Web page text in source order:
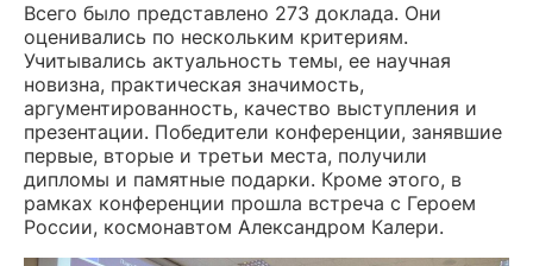
Всего было представлено 273 доклада. Они
оценивались по нескольким критериям.
Учитывались актуальность темы, ее научная
новизна, практическая значимость,
аргументированность, качество выступления и
презентации. Победители конференции, занявшие
первые, вторые и третьи места, получили
дипломы и памятные подарки. Кроме этого, в
рамках конференции прошла встреча с Героем
России, космонавтом Александром Калери.